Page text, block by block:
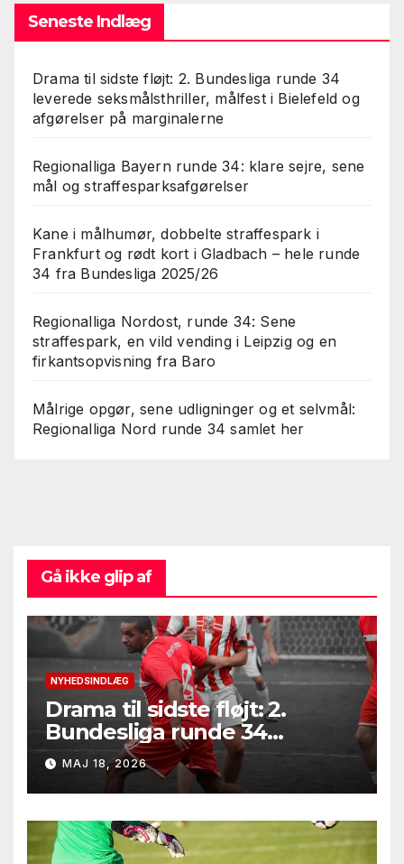
Seneste Indlæg
Drama til sidste fløjt: 2. Bundesliga runde 34
leverede seksmålsthriller, målfest i Bielefeld og
afgørelser på marginalerne
Regionalliga Bayern runde 34: klare sejre, sene
mål og straffesparksafgørelser
Kane i målhumør, dobbelte straffespark i
Frankfurt og rødt kort i Gladbach – hele runde
34 fra Bundesliga 2025/26
Regionalliga Nordost, runde 34: Sene
straffespark, en vild vending i Leipzig og en
firkantsopvisning fra Baro
Målrige opgør, sene udligninger og et selvmål:
Regionalliga Nord runde 34 samlet her
Gå ikke glip af
NYHEDSINDLÆG
Drama til sidste fløjt: 2.
Bundesliga runde 34
leverede seksmålsthriller,
målfest i Bielefeld og
afgørelser på marginalerne
MAJ 18, 2026